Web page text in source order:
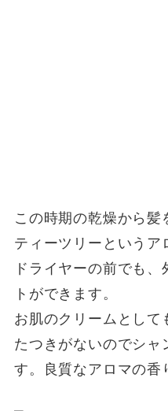
この時期の乾燥から髪
ティーツリーというア
ドライヤーの前でも
トができます。
お肌のクリームとして
たつきがないのでシャ
す。良質なアロマの香